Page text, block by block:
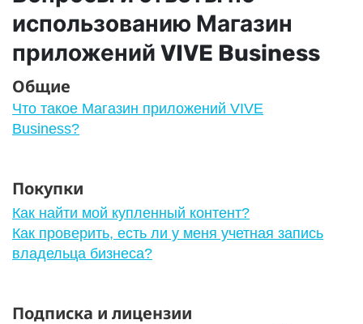
использованию Магазин
приложений VIVE Business
Общие
Что такое Магазин приложений VIVE
Business?
Покупки
Как найти мой купленный контент?
Как проверить, есть ли у меня учетная запись
владельца бизнеса?
Подписка и лицензии